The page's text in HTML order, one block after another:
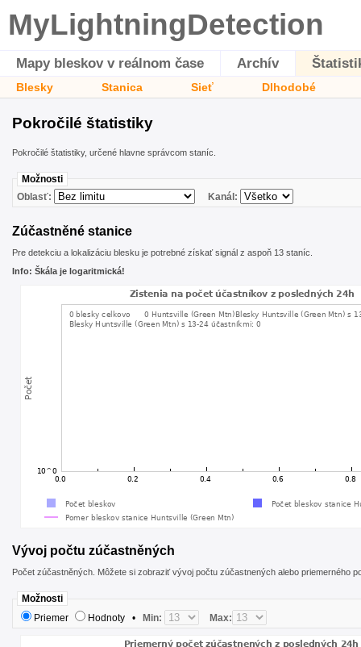
MyLightningDetection
Mapy bleskov v reálnom čase Archív
Blesky Stanica Sieť Dlhodobé
Pokročilé štatistiky
Pokročilé štatistiky, určené hlavne správcom staníc.
Možnosti
Oblasť:
Kanál:
Zúčastněné stanice
Pre detekciu a lokalizáciu blesku je potrebné získať signál z aspoň 13 staníc.
Info: Škála je logaritmická!
Vývoj počtu zúčastněných
Počet zúčastněných. Môžete si zobraziť vývoj počtu zúčastnených alebo priemerného
Možnosti
Priemer
Hodnoty • Min: Max: